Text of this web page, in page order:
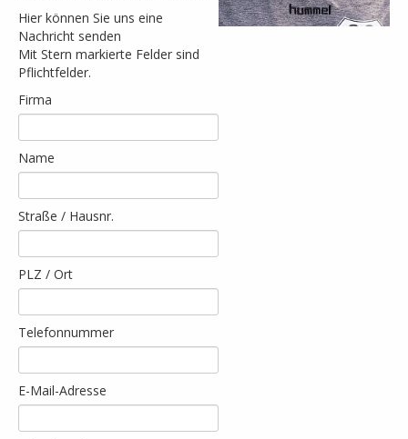
INFO/BEITRAG
Hier können Sie uns eine
Nachricht senden
Mit Stern markierte Felder sind
Pflichtfelder.
Firma
Name
Straße / Hausnr.
PLZ / Ort
Telefonnummer
E-Mail-Adresse